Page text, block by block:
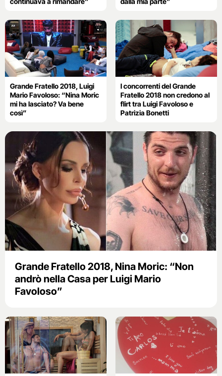
Grande Fratello 2018, Luigi
Mario Favoloso: “Nina Moric
mi ha lasciato? Va bene
così”
I concorrenti del Grande
Fratello 2018 non credono al
flirt tra Luigi Favoloso e
Patrizia Bonetti
Grande Fratello 2018, Nina Moric: “Non
andrò nella Casa per Luigi Mario
Favoloso”